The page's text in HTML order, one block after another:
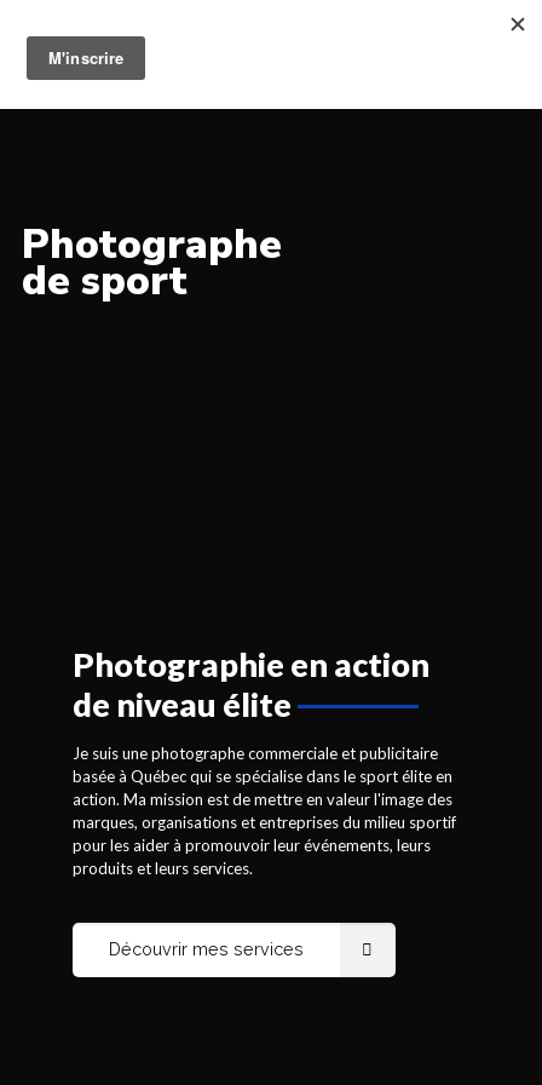
Je suis une photographe commerciale et publicitaire
basée à Québec qui se spécialise dans le sport élite en
marques, organisations et entreprises du milieu sportif
pour les aider à promouvoir leur événements, leurs
produits et leurs services.
Photographie en action
de niveau élite
Je suis une photographe commerciale et publicitaire
basée à Québec qui se spécialise dans le sport élite en
action. Ma mission est de mettre en valeur l'image des
marques, organisations et entreprises du milieu sportif
pour les aider à promouvoir leur événements, leurs
produits et leurs services.
Découvrir mes services